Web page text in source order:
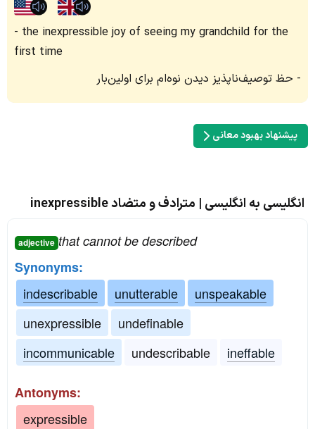
the inexpressible joy of seeing my grandchild for the
first time
حظ توصیف‌ناپذیز دیدن نوه‌ام برای اولین‌بار
پیشنهاد بهبود معانی
انگلیسی به انگلیسی | مترادف و متضاد inexpressible
adjective that cannot be described
Synonyms:
indescribable
unutterable
unspeakable
unexpressible
undefinable
incommunicable
undescribable ineffable
Antonyms:
expressible